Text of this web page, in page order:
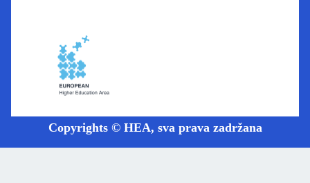
Copyrights © HEA, sva prava zadržana